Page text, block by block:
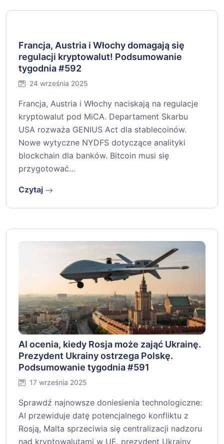
#593
Departament Skarbu USA konsultuje GENIUS
Act; Wietnam uruchamia rynki kryptowalut;
JPMorgan Chase inwestuje w post-kwantową
kryptografię; Canton Network łączy blockchainy
i finanse; SWIFT testuje Linea z ConsenSys.
Odkryj najnowsze trendy…
Czytaj
Francja, Austria i Włochy domagają się
regulacji kryptowalut! Podsumowanie
tygodnia #592
24 września 2025
Francja, Austria i Włochy naciskają na regulacje
kryptowalut pod MiCA. Departament Skarbu
USA rozważa GENIUS Act dla stablecoinów.
Nowe wytyczne NYDFS dotyczące analityki
blockchain dla banków. Bitcoin musi się
przygotować…
Czytaj